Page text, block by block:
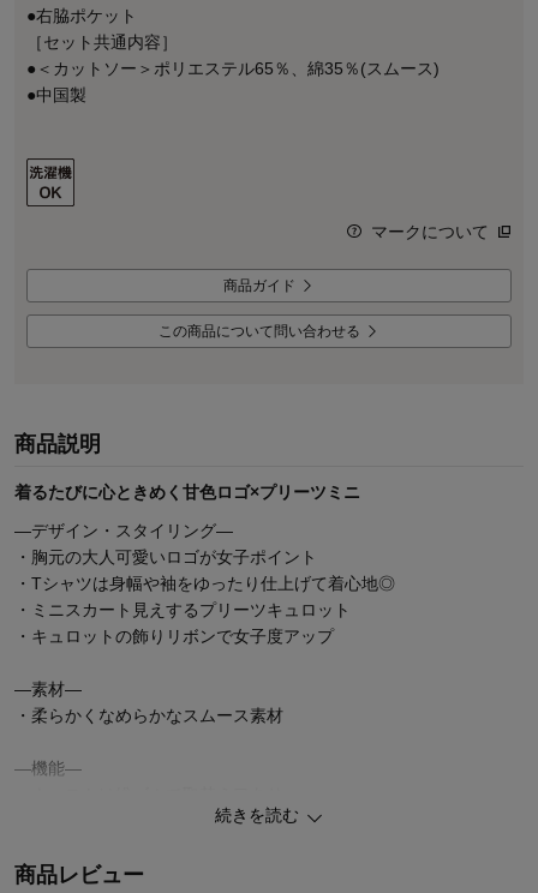
●右脇ポケット
［セット共通内容］
●＜カットソー＞ポリエステル65％、綿35％(スムース)
●中国製
マークについて
商品ガイド
この商品について問い合わせる
商品説明
着るたびに心ときめく甘色ロゴ×プリーツミニ
―デザイン・スタイリング―
・胸元の大人可愛いロゴが女子ポイント
・Tシャツは身幅や袖をゆったり仕上げて着心地◎
・ミニスカート見えするプリーツキュロット
・キュロットの飾りリボンで女子度アップ
―素材―
・柔らかくなめらかなスムース素材
―機能―
・後ろ右のみポケット付き
◆Papel lapiz（パペルラピス）
続きを読む
商品レビュー